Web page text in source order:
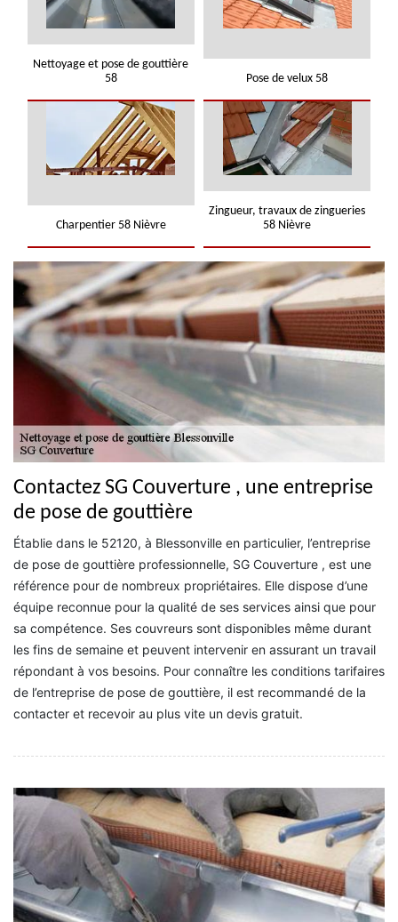
Nettoyage et pose de gouttière
58
Pose de velux 58
Charpentier 58 Nièvre
Zingueur, travaux de zingueries
58 Nièvre
Contactez SG Couverture , une entreprise
de pose de gouttière
Établie dans le 52120, à Blessonville en particulier, l’entreprise
de pose de gouttière professionnelle, SG Couverture , est une
référence pour de nombreux propriétaires. Elle dispose d’une
équipe reconnue pour la qualité de ses services ainsi que pour
sa compétence. Ses couvreurs sont disponibles même durant
les fins de semaine et peuvent intervenir en assurant un travail
répondant à vos besoins. Pour connaître les conditions tarifaires
de l’entreprise de pose de gouttière, il est recommandé de la
contacter et recevoir au plus vite un devis gratuit.